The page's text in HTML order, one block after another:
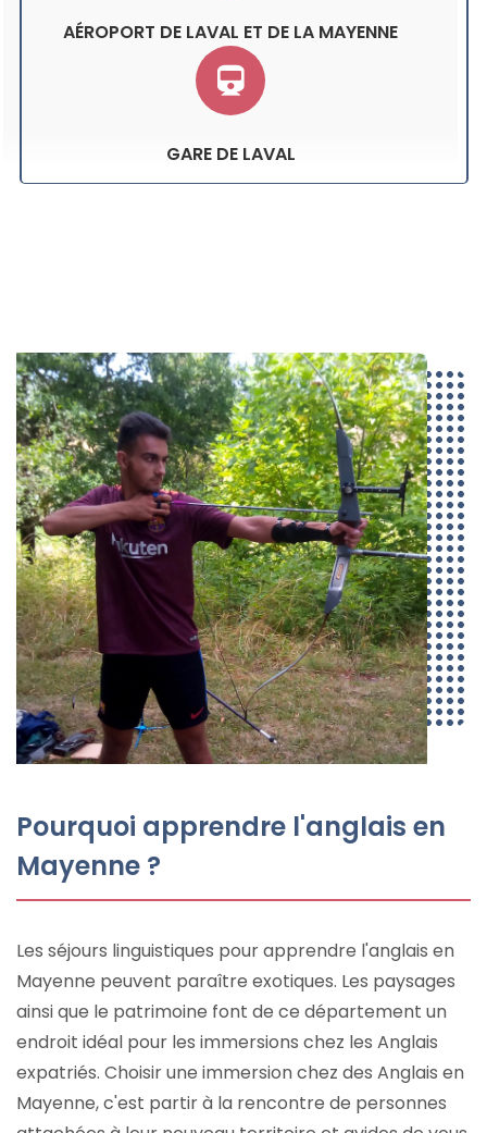
AÉROPORT DE LAVAL ET DE LA MAYENNE
GARE DE LAVAL
Pourquoi apprendre l'anglais en
Mayenne ?
Les séjours linguistiques pour apprendre l'anglais en
Mayenne peuvent paraître exotiques. Les paysages
ainsi que le patrimoine font de ce département un
endroit idéal pour les immersions chez les Anglais
expatriés. Choisir une immersion chez des Anglais en
Mayenne, c'est partir à la rencontre de personnes